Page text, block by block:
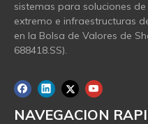
sistemas para soluciones
extremo e infraestructuras
en la Bolsa de Valores de
688418.SS).
NAVEGACION